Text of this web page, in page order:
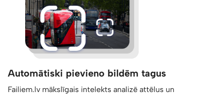
Automātiski pievieno bildēm tagus
Failiem.lv mākslīgais intelekts analizē attēlus un